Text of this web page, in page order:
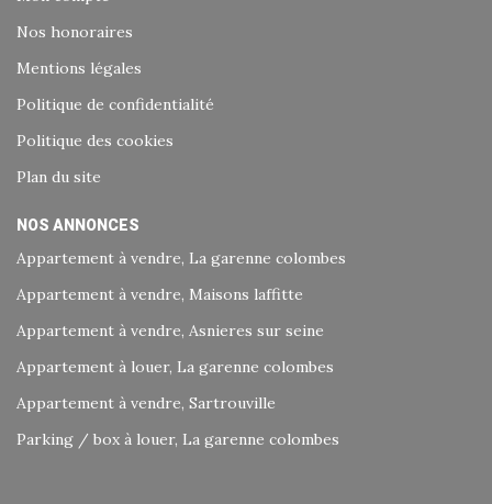
Nos honoraires
Mentions légales
Politique de confidentialité
Politique des cookies
Plan du site
NOS ANNONCES
Appartement à vendre, La garenne colombes
Appartement à vendre, Maisons laffitte
Appartement à vendre, Asnieres sur seine
Appartement à louer, La garenne colombes
Appartement à vendre, Sartrouville
Parking / box à louer, La garenne colombes